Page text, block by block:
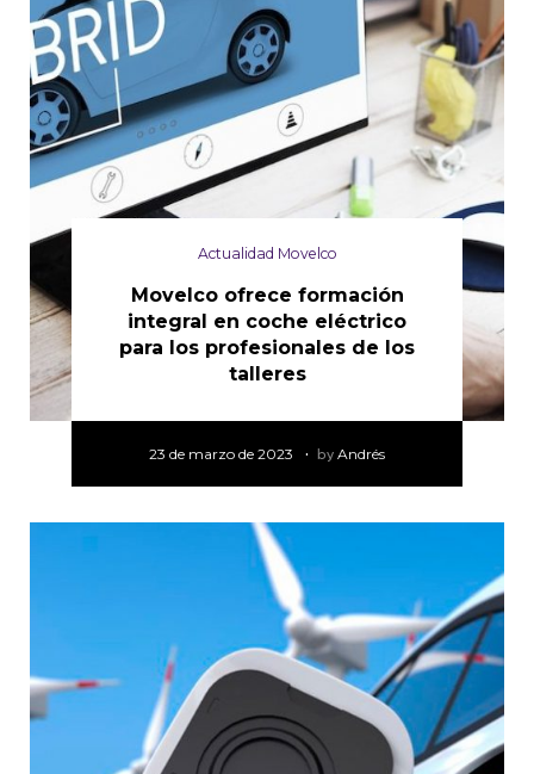
Actualidad Movelco
Movelco ofrece formación
integral en coche eléctrico
para los profesionales de los
talleres
23 de marzo de 2023 by Andrés